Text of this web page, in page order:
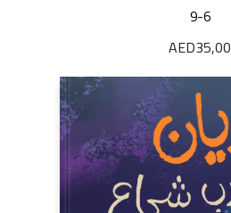
9-6
AED35,00